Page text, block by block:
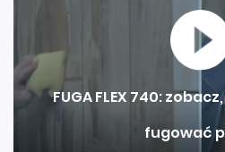
FUGA FLEX 740:
fugować